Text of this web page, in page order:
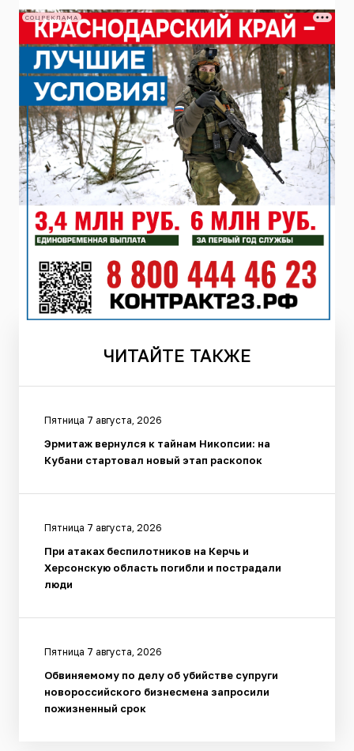
СОЦРЕКЛАМА
ЧИТАЙТЕ ТАКЖЕ
Пятница 7 августа, 2026
Эрмитаж вернулся к тайнам Никопсии: на
Кубани стартовал новый этап раскопок
Пятница 7 августа, 2026
При атаках беспилотников на Керчь и
Херсонскую область погибли и пострадали
люди
Пятница 7 августа, 2026
Обвиняемому по делу об убийстве супруги
новороссийского бизнесмена запросили
пожизненный срок